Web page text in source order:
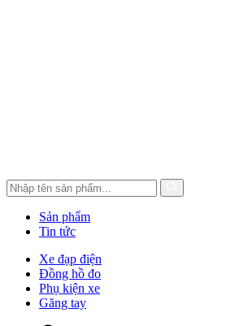
Sản phẩm
Tin tức
Xe đạp điện
Đồng hồ đo
Phụ kiện xe
Găng tay